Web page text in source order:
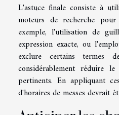
L'astuce finale consiste à
moteurs de recherche
exemple, l'utilisation de
expression exacte, ou
exclure certains termes
considérablement réduire
pertinents. En appliquant
d'horaires de messes devrait